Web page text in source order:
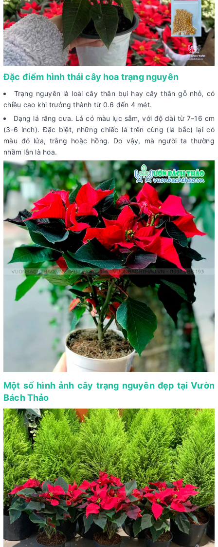
Đặc điểm hình thái cây hoa trạng nguyên
Trạng nguyên là loài cây thân bụi hay cây thân gỗ nhỏ, có
chiều cao khi trưởng thành từ 0.6 đến 4 mét.
Dạng lá răng cưa. Lá có màu lục sẫm, với độ dài từ 7–16 cm
(3-6 inch). Đặc biệt, những chiếc lá trên cùng (lá bắc) lại có
màu đỏ lửa, trắng hoặc hồng. Do vậy, mà người ta thường
nhầm lẫn là hoa.
Một số hình ảnh cây trạng nguyên đẹp tại Vườn
Bách Thảo